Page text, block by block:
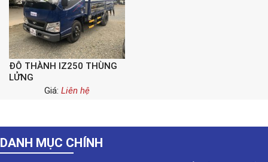
ĐÔ THÀNH IZ250 THÙNG
LỬNG
Giá: Liên hệ
DANH MỤC CHÍNH